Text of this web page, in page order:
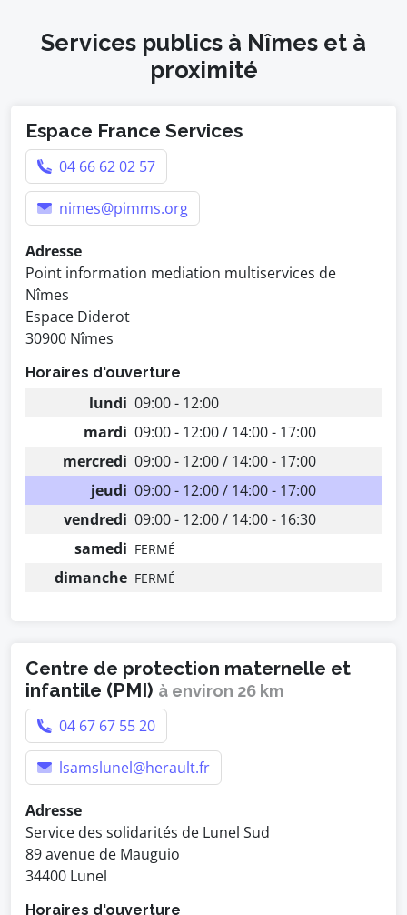
Services publics à Nîmes et à
proximité
Espace France Services
04 66 62 02 57
nimes@pimms.org
Adresse
Point information mediation multiservices de
Nîmes
Espace Diderot
30900 Nîmes
Horaires d'ouverture
lundi 09:00 - 12:00
mardi 09:00 - 12:00 / 14:00 - 17:00
mercredi 09:00 - 12:00 / 14:00 - 17:00
jeudi 09:00 - 12:00 / 14:00 - 17:00
vendredi 09:00 - 12:00 / 14:00 - 16:30
samedi FERMÉ
dimanche FERMÉ
Centre de protection maternelle et
infantile (PMI) à environ 26 km
04 67 67 55 20
lsamslunel@herault.fr
Adresse
Service des solidarités de Lunel Sud
89 avenue de Mauguio
34400 Lunel
Horaires d'ouverture